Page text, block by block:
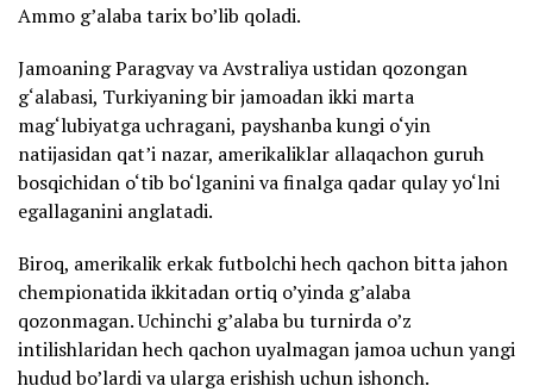
Ammo g’alaba tarix bo’lib qoladi.
Jamoaning Paragvay va Avstraliya ustidan qozongan
g‘alabasi, Turkiyaning bir jamoadan ikki marta
mag‘lubiyatga uchragani, payshanba kungi o‘yin
natijasidan qat’i nazar, amerikaliklar allaqachon guruh
bosqichidan o‘tib bo‘lganini va finalga qadar qulay yo‘lni
egallaganini anglatadi.
Biroq, amerikalik erkak futbolchi hech qachon bitta jahon
chempionatida ikkitadan ortiq o’yinda g’alaba
qozonmagan. Uchinchi g’alaba bu turnirda o’z
intilishlaridan hech qachon uyalmagan jamoa uchun yangi
hudud bo’lardi va ularga erishish uchun ishonch.